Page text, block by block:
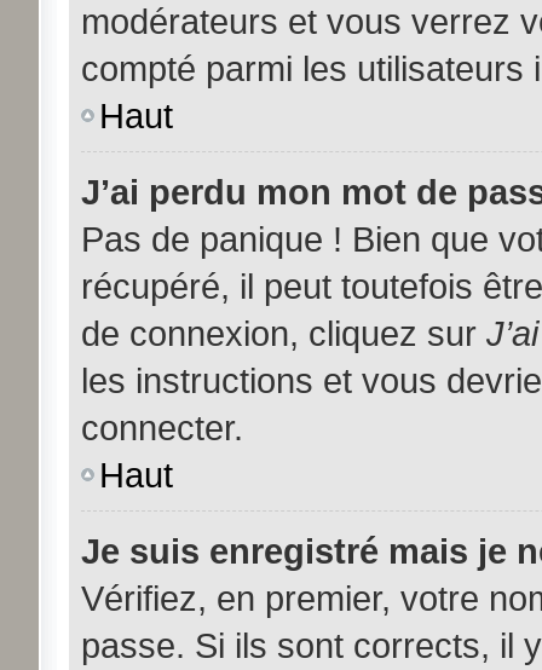
modérateurs et vous verrez
compté parmi les utilisateurs
Haut
J’ai perdu mon mot de
Pas de panique ! Bien que
récupéré, il peut toutefois
de connexion, cliquez sur
les instructions et vous
connecter.
Haut
Je suis enregistré mais je
Vérifiez, en premier, votre
passe. Si ils sont corrects, il